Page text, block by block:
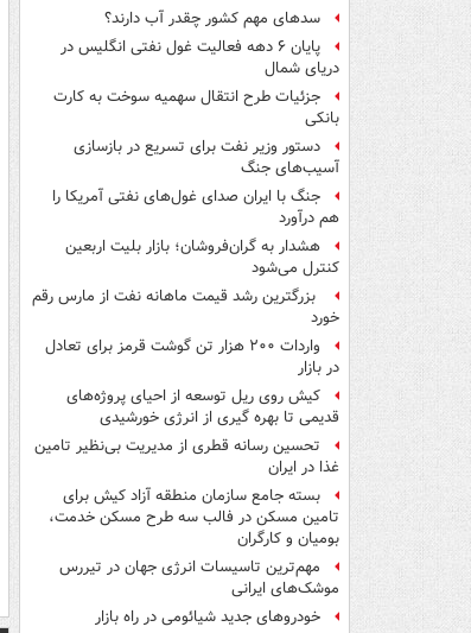
سدهای مهم کشور چقدر آب دارند؟
پایان ۶ دهه فعالیت غول نفتی انگلیس در
دریای شمال
جزئیات طرح انتقال سهمیه سوخت به کارت
بانکی
دستور وزیر نفت برای تسریع در بازسازی
آسیب‌های جنگ
جنگ با ایران صدای غول‌های نفتی آمریکا را
هم درآورد
هشدار به گران‌فروشان؛ بازار بلیت اربعین
کنترل می‌شود
بزرگترین رشد قیمت ماهانه نفت از مارس رقم
خورد
واردات ۲۰۰ هزار تن گوشت قرمز برای تعادل
در بازار
کیش روی ریل توسعه از احیای پروژه‌های
قدیمی تا بهره گیری از انرژی خورشیدی
تحسین رسانه قطری از مدیریت بی‌نظیر تامین
غذا در ایران
بسته جامع سازمان منطقه آزاد کیش برای
تامین مسکن در فالب سه طرح مسکن خدمت،
بومیان و کارگران
مهم‌ترین تاسیسات انرژی جهان در تیررس
موشک‌های ایرانی
خودروهای جدید شیائومی در راه بازار